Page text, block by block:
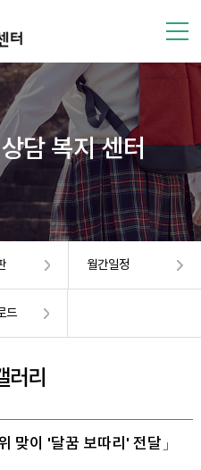
담 복지 센터
월간일정
드
러리
맞이 '달꿈 보따리' 전달」